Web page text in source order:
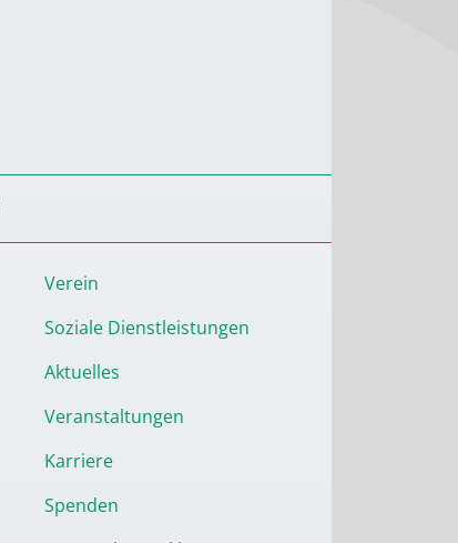
Verein
Soziale Dienstleistungen
Aktuelles
Veranstaltungen
Karriere
Spenden